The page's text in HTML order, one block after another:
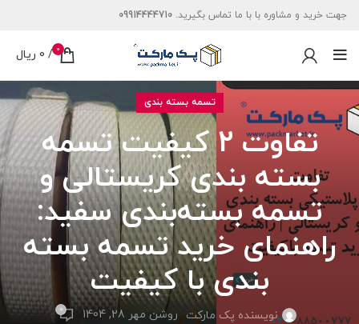
جهت خرید و مشاوره با با ما تماس بگیرید. 09914444710
0
/
0 ریال
تسمه بسته بندی
تفاوت 2 کیفیت تسمه
بسته‌ بندی کریستالی و
تسمه بسته‌بندی سفید:
راهنمای خرید تسمه بسته
بندی با کیفیت
نویسنده پک مارکت روشن مهر 28, 1404 0